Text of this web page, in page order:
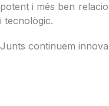
potent i més ben
i tecnològic.
Junts continuem